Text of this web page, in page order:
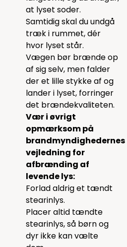
at lyset soder.
Samtidig skal du undgå
træk i rummet, dér
hvor lyset står.
Vægen bør brænde op
af sig selv, men falder
der et lille stykke af og
lander i lyset, forringer
det brændekvaliteten.
Vær i øvrigt
opmærksom på
brandmyndighedernes
vejledning for
afbrænding af
levende lys:
Forlad aldrig et tændt
stearinlys.
Placer altid tændte
stearinlys, så børn og
dyr ikke kan vælte